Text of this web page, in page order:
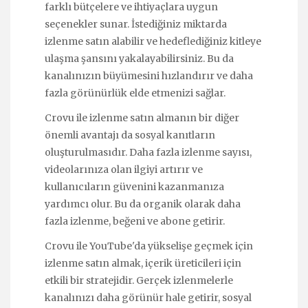
farklı bütçelere ve ihtiyaçlara uygun
seçenekler sunar. İstediğiniz miktarda
izlenme satın alabilir ve hedeflediğiniz kitleye
ulaşma şansını yakalayabilirsiniz. Bu da
kanalınızın büyümesini hızlandırır ve daha
fazla görünürlük elde etmenizi sağlar.
Crovu ile izlenme satın almanın bir diğer
önemli avantajı da sosyal kanıtların
oluşturulmasıdır. Daha fazla izlenme sayısı,
videolarınıza olan ilgiyi artırır ve
kullanıcıların güvenini kazanmanıza
yardımcı olur. Bu da organik olarak daha
fazla izlenme, beğeni ve abone getirir.
Crovu ile YouTube'da yükselişe geçmek için
izlenme satın almak, içerik üreticileri için
etkili bir stratejidir. Gerçek izlenmelerle
kanalınızı daha görünür hale getirir, sosyal